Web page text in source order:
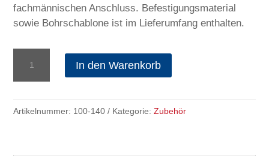
fachmännischen Anschluss. Befestigungsmaterial
sowie Bohrschablone ist im Lieferumfang enthalten.
Fensterantrieb
Menge
In den Warenkorb
Artikelnummer: 100-140 Kategorie:Zubehör